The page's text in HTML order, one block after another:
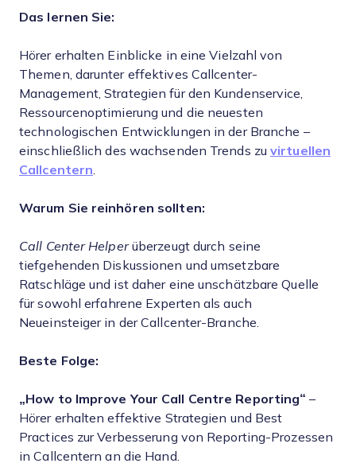
Das lernen Sie:
Hörer erhalten Einblicke in eine Vielzahl von
Themen, darunter effektives Callcenter-
Management, Strategien für den Kundenservice,
Ressourcenoptimierung und die neuesten
technologischen Entwicklungen in der Branche –
einschließlich des wachsenden Trends zuvirtuellen
Callcentern
Warum Sie reinhören sollten:
Call Center Helperüberzeugt durch seine
tiefgehenden Diskussionen und umsetzbare
Ratschläge und ist daher eine unschätzbare Quelle
für sowohl erfahrene Experten als auch
Neueinsteiger in der Callcenter-Branche.
Beste Folge:
„How to Improve Your Call Centre Reporting“ –
Hörer erhalten effektive Strategien und Best
Practices zur Verbesserung von Reporting-Prozessen
in Callcentern an die Hand.